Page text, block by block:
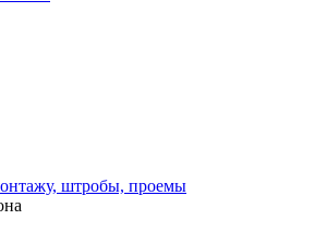
штробы, проемы